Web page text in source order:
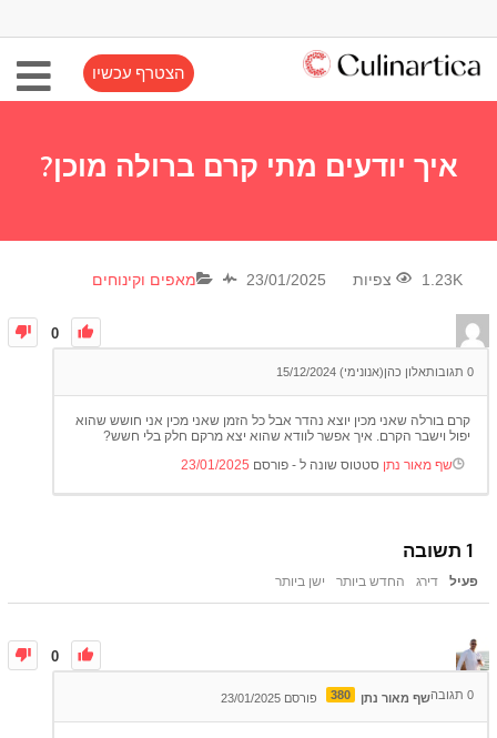
הצטרף עכשיו
איך יודעים מתי קרם ברולה מוכן?
1.23K צפיות 23/01/2025 מאפים וקינוחים
0
אלון כהן(אנונימי) 15/12/2024 0 תגובות
קרם בורלה שאני מכין יוצא נהדר אבל כל הזמן שאני מכין אני חושש שהוא
יפול וישבר הקרם. איך אפשר לוודא שהוא יצא מרקם חלק בלי חשש?
שף מאור נתן סטטוס שונה ל - פורסם 23/01/2025
1 תשובה
פעיל דירג החדש ביותר ישן ביותר
0
שף מאור נתן 380 פורסם 23/01/2025 0 תגובה